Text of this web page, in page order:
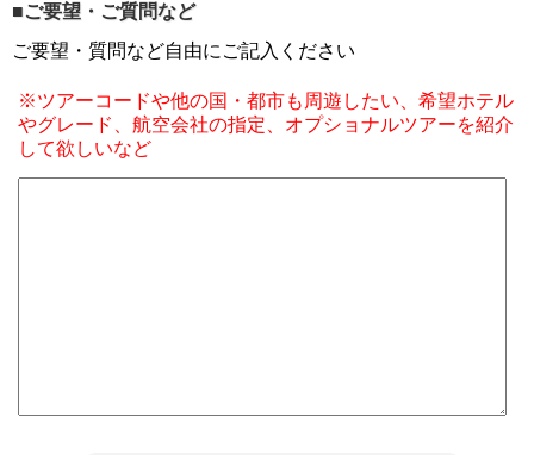
■ご要望・ご質問など
ご要望・質問など自由にご記入ください
※ツアーコードや他の国・都市も周遊したい、希望ホテル
やグレード、航空会社の指定、オプショナルツアーを紹介
して欲しいなど